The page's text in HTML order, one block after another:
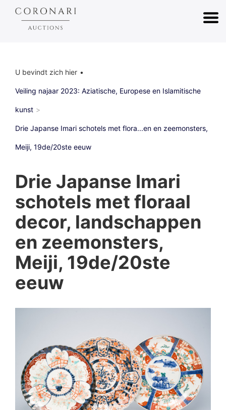
U bevindt zich hier
Veiling najaar 2023: Aziatische, Europese en Islamitische
kunst
Drie Japanse Imari schotels met flora...en en zeemonsters,
Meiji, 19de/20ste eeuw
Drie Japanse Imari
schotels met floraal
decor, landschappen
en zeemonsters,
Meiji, 19de/20ste
eeuw